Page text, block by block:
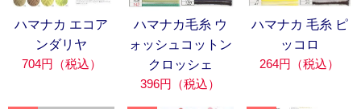
ハマナカ エコア
ンダリヤ
704円（税込）
ハマナカ毛糸 ウ
ォッシュコットン
クロッシェ
396円（税込）
ハマナカ 毛糸 ピ
ッコロ
264円（税込）